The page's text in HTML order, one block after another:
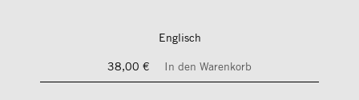
Englisch
38,00 €
In den Warenkorb